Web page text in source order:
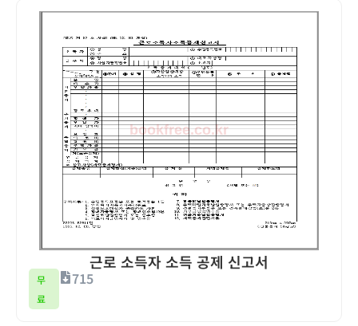
근로 소득자 소득 공제 신고서
무
료
715